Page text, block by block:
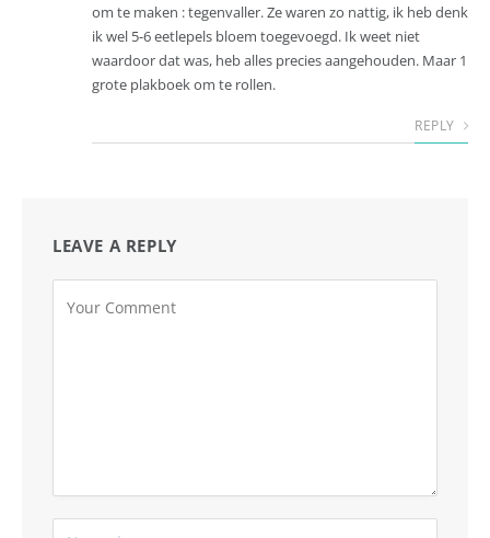
om te maken : tegenvaller. Ze waren zo nattig, ik heb denk
ik wel 5-6 eetlepels bloem toegevoegd. Ik weet niet
waardoor dat was, heb alles precies aangehouden. Maar 1
grote plakboek om te rollen.
REPLY
LEAVE A REPLY